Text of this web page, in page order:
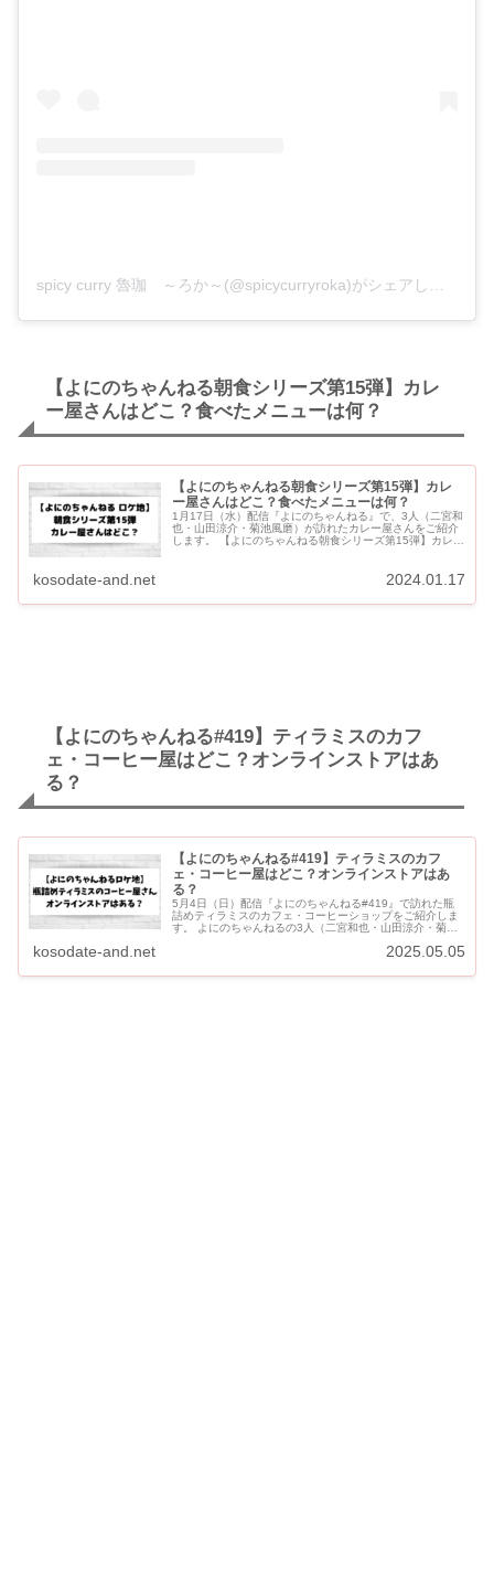
【よにのちゃんねる朝食シリーズ第15弾】カレ
ー屋さんはどこ？食べたメニューは何？
【よにのちゃんねる朝食シリーズ第15弾】カレ
ー屋さんはどこ？食べたメニューは何？
1月17日（水）配信『よにのちゃんねる』で、3人（二宮和
也・山田涼介・菊池風磨）が訪れたカレー屋さんをご紹介
します。 【よにのちゃんねる朝食シリーズ第15弾】カレー
kosodate-and.net 2024.01.17
【よにのちゃんねる#419】ティラミスのカフ
ェ・コーヒー屋はどこ？オンラインストアはあ
る？
【よにのちゃんねる#419】ティラミスのカフ
ェ・コーヒー屋はどこ？オンラインストアはあ
る？
5月4日（日）配信『よにのちゃんねる#419』で訪れた瓶
詰めティラミスのカフェ・コーヒーショップをご紹介しま
す。 よにのちゃんねるの3人（二宮和也・山田涼介・菊池
kosodate-and.net 2025.05.05